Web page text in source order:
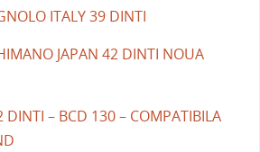
ITALY 39 DINTI
JAPAN 42 DINTI NOUA
DINTI – BCD 130 – COMPATIBILA